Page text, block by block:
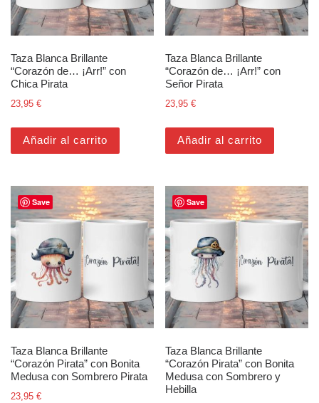
Taza Blanca Brillante
“Corazón de… ¡Arr!” con
Chica Pirata
23,95 €
Añadir al carrito
Taza Blanca Brillante
“Corazón de… ¡Arr!” con
Señor Pirata
23,95€
Añadir al carrito
Save
Taza Blanca Brillante
“Corazón Pirata” con Bonita
Medusa con Sombrero Pirata
23,95 €
Save
Taza Blanca Brillante
“Corazón Pirata” con Bonita
Medusa con Sombrero y
Hebilla